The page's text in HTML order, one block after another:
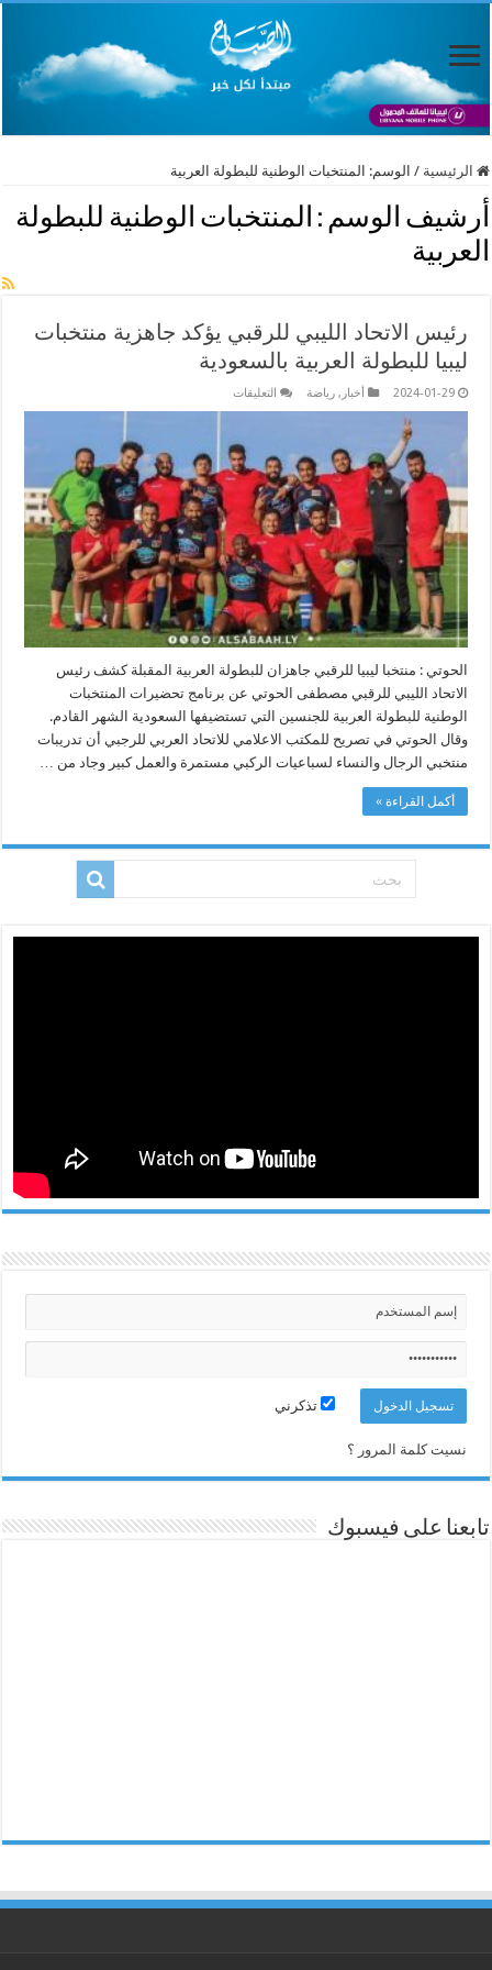
الرئيسية / الوسم: المنتخبات الوطنية للبطولة العربية
أرشيف الوسم : المنتخبات الوطنية للبطولة
العربية
رئيس الاتحاد الليبي للرقبي يؤكد جاهزية منتخبات
ليبيا للبطولة العربية بالسعودية
2024-01-29 أخبار ,رياضة التعليقات
للرقبي
يؤكد
جاهزية
منتخبات
ليبيا
للبطولة
العربية
بالسعودية
مغلقة
الحوتي : منتخبا ليبيا للرقبي جاهزان للبطولة العربية المقبلة كشف رئيس
الاتحاد الليبي للرقبي مصطفى الحوتي عن برنامج تحضيرات المنتخبات
الوطنية للبطولة العربية للجنسين التي تستضيفها السعودية الشهر القادم.
وقال الحوتي في تصريح للمكتب الاعلامي للاتحاد العربي للرجبي أن تدريبات
منتخبي الرجال والنساء لسباعيات الركبي مستمرة والعمل كبير وجاد من …
أكمل القراءة »
تذكرني
نسيت كلمة المرور ؟
تابعنا على فيسبوك